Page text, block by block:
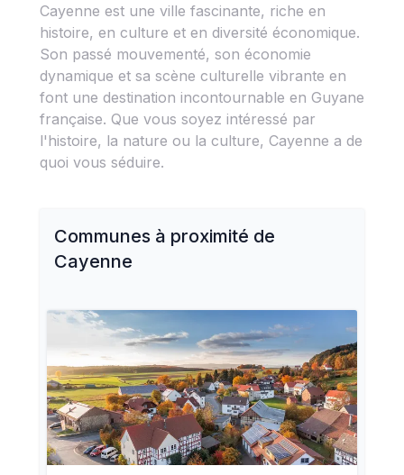
Cayenne est une ville fascinante, riche en
histoire, en culture et en diversité économique.
Son passé mouvementé, son économie
dynamique et sa scène culturelle vibrante en
font une destination incontournable en Guyane
française. Que vous soyez intéressé par
l'histoire, la nature ou la culture, Cayenne a de
quoi vous séduire.
Communes à proximité de
Cayenne